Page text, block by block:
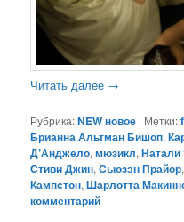
Читать далее →
Рубрика:NEW новое | Метки:
Брианна Альтман Бишоп,
Д’Анджело,мюзикл,Натали
Стиви Джин,Сьюзэн Прайор
Кампстон,Шарлотта
комментарий